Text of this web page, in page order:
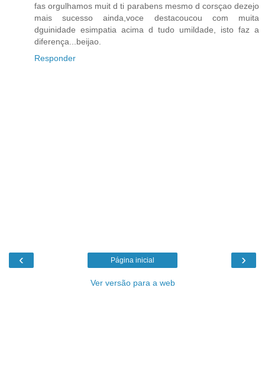
fas orgulhamos muit d ti parabens mesmo d corsçao dezejo
mais sucesso ainda,voce destacoucou com muita
dguinidade esimpatia acima d tudo umildade, isto faz a
diferença...beijao.
Responder
‹ ›
Página inicial
Ver versão para a web